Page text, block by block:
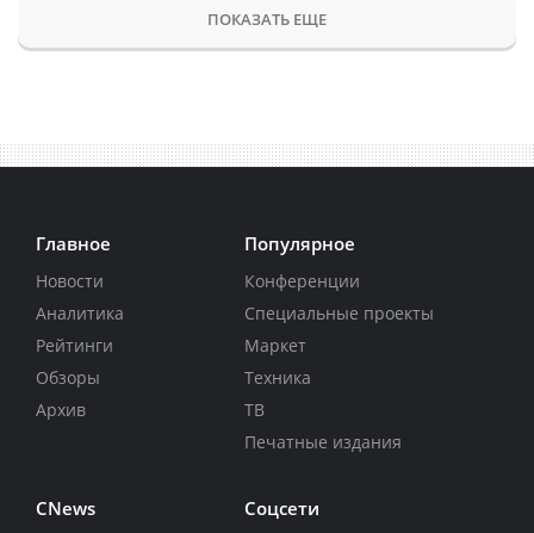
ПОКАЗАТЬ ЕЩЕ
Главное
Новости
Аналитика
Рейтинги
Обзоры
Архив
Популярное
Конференции
Специальные проекты
Маркет
Техника
ТВ
Печатные издания
CNews Соцсети